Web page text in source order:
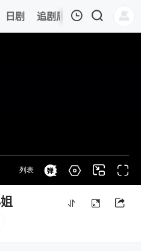
日剧 追剧周表 今日更新